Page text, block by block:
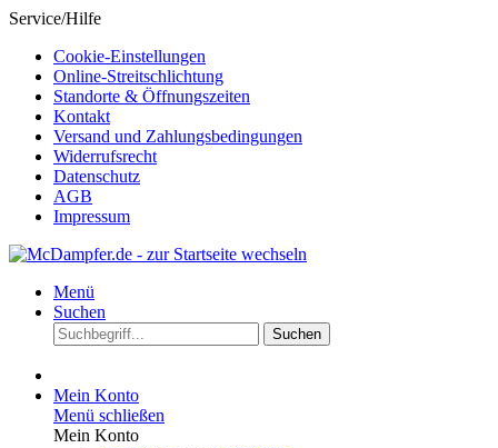
Service/Hilfe
Cookie-Einstellungen
Online-Streitschlichtung
Standorte & Öffnungszeiten
Kontakt
Versand und Zahlungsbedingungen
Widerrufsrecht
Datenschutz
AGB
Impressum
Menü
Suchen
Suchen
Mein Konto
Menü schließen
Mein Konto